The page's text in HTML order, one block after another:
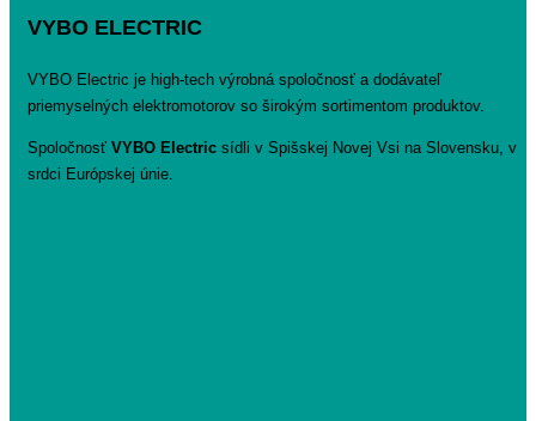
VYBO ELECTRIC
VYBO Electric je high-tech výrobná spoločnosť a dodávateľ
priemyselných elektromotorov so širokým sortimentom produktov.
Spoločnosť VYBO Electric sídli v Spišskej Novej Vsi na Slovensku, v
srdci Európskej únie.